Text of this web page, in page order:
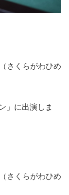
さくらがわひめ
」に出演しま
さくらがわひめ